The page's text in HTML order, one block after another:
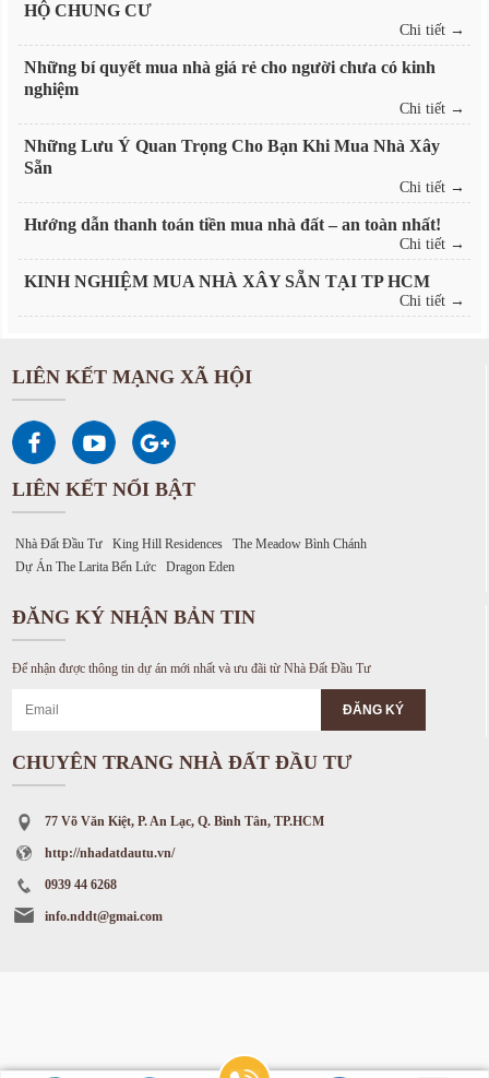
HỘ CHUNG CƯ
Chi tiết →
Những bí quyết mua nhà giá rẻ cho người chưa có kinh
nghiệm
Chi tiết →
Những Lưu Ý Quan Trọng Cho Bạn Khi Mua Nhà Xây
Sẵn
Chi tiết →
Hướng dẫn thanh toán tiền mua nhà đất – an toàn nhất!
Chi tiết →
KINH NGHIỆM MUA NHÀ XÂY SẴN TẠI TP HCM
Chi tiết →
LIÊN KẾT MẠNG XÃ HỘI
LIÊN KẾT NỔI BẬT
Nhà Đất Đầu Tư King Hill Residences
The Meadow Bình Chánh
Dự Án The Larita Bến Lức
Dragon Eden
ĐĂNG KÝ NHẬN BẢN TIN
Để nhận được thông tin dự án mới nhất và ưu đãi từ Nhà Đất Đầu Tư
CHUYÊN TRANG NHÀ ĐẤT ĐẦU TƯ
77 Võ Văn Kiệt, P. An Lạc, Q. Bình Tân, TP.HCM
http://nhadatdautu.vn/
0939 44 6268
info.nddt@gmai.com